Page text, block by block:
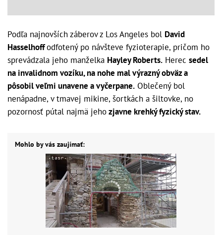
Podľa najnovších záberov z Los Angeles bol David
Hasselhoffodfotený po návšteve fyzioterapie, pričom ho
sprevádzala jeho manželka Hayley Roberts. Herec sedel
na invalidnom vozíku, na nohe mal výrazný obväz a
pôsobil veľmi unavene a vyčerpane. Oblečený bol
nenápadne, v tmavej mikine, šortkách a šiltovke, no
pozornosť pútal najmä jehozjavne krehký fyzický stav.
Mohlo by vás zaujímať: